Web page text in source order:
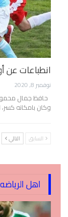
انطباعات عن
نوفمبر 8, 2020
حافظ جمال محمود
وكان بامكانه كسر،
السابق التالي
اهل الرياضه